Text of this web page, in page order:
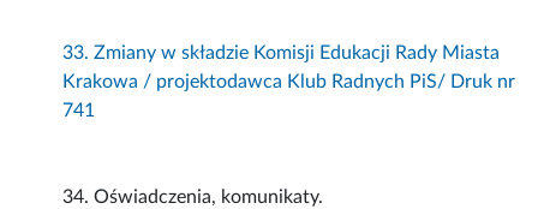
33. Zmiany w składzie Komisji Edukacji Rady Miasta
Krakowa / projektodawca Klub Radnych PiS/ Druk nr
741
34. Oświadczenia, komunikaty.